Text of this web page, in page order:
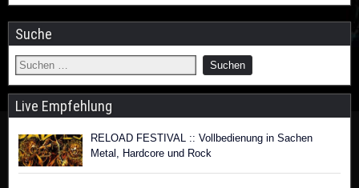
Suche
Live Empfehlung
RELOAD FESTIVAL :: Vollbedienung in Sachen
Metal, Hardcore und Rock